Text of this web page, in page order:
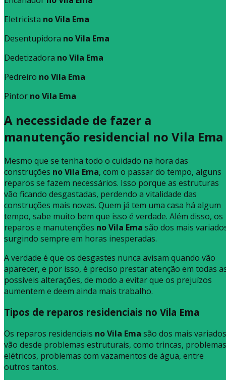
Eletricista no Vila Ema
Desentupidora no Vila Ema
Dedetizadora no Vila Ema
Pedreiro no Vila Ema
Pintor no Vila Ema
A necessidade de fazer a
manutenção residencial no Vila Ema
Mesmo que se tenha todo o cuidado na hora das
construções no Vila Ema, com o passar do tempo, alguns
reparos se fazem necessários. Isso porque as estruturas
vão ficando desgastadas, perdendo a vitalidade das
construções mais novas. Quem já tem uma casa há algum
tempo, sabe muito bem que isso é verdade. Além disso, os
reparos e manutenções no Vila Ema são dos mais
surgindo sempre em horas inesperadas.
A verdade é que os desgastes nunca avisam quando vão
aparecer, e por isso, é preciso prestar atenção em todas
possíveis alterações, de modo a evitar que os prejuízos
aumentem e deem ainda mais trabalho.
Tipos de reparos residenciais no Vila Ema
Os reparos residenciais no Vila Ema são dos mais
vão desde problemas estruturais, como trincas, problemas
elétricos, problemas com vazamentos de água, entre
outros tantos.